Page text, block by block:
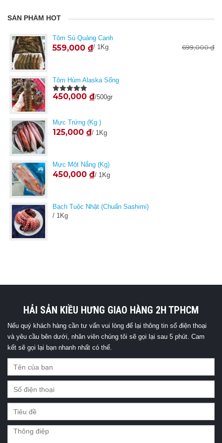
SẢN PHẨM HOT
Tôm Sú Quảng Canh
699,000₫
559,000 ₫/ 1Kg
Tôm Hùm Alaska Sống
Được xếp
450,000 ₫/500gr
Mực Trứng (Kg )
125,000 ₫/ 1Kg
Mực Một Nắng (kg)
450,000 ₫/ 1Kg
Bạch Tuộc Nhật (Chuẩn Sashimi)
/ 1Kg
HẢI SẢN KIỀU HƯNG GIAO HÀNG 2H TPHCM
Nếu quý khách hàng cần tư vấn vui lòng để lại thông tin số điện thoại
và yêu cầu bên dưới, nhân viên chúng tôi sẽ gọi lại sau 5 phút. Cam
kết sẽ gọi lại bạn nhanh nhất có thể.